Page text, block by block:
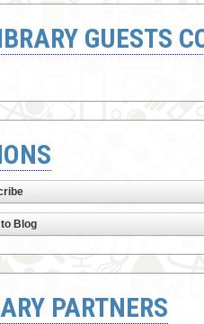
GUESTS
Blog
PARTNERS